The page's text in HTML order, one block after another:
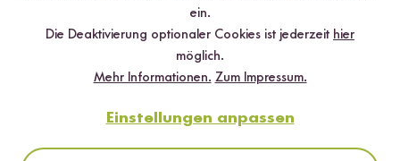
per E-Mail zugeschickt.
ein.
Die Deaktivierung optionaler Cookies ist jederzeit hier
möglich.
Mehr Informationen. Zum Impressum.
Einstellungen anpassen